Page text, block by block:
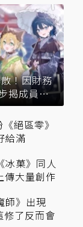
！因財務
揭成員未
絕區零》
給滿
冰菓》同人
傳大量創作
師》出現
修了反而會